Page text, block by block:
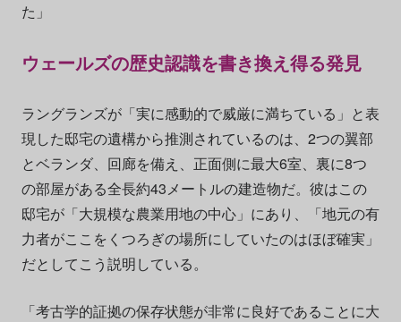
た」
ウェールズの歴史認識を書き換え得る発見
ラングランズが「実に感動的で威厳に満ちている」と表
現した邸宅の遺構から推測されているのは、2つの翼部
とベランダ、回廊を備え、正面側に最大6室、裏に8つ
の部屋がある全長約43メートルの建造物だ。彼はこの
邸宅が「大規模な農業用地の中心」にあり、「地元の有
力者がここをくつろぎの場所にしていたのはほぼ確実」
だとしてこう説明している。
「考古学的証拠の保存状態が非常に良好であることに大